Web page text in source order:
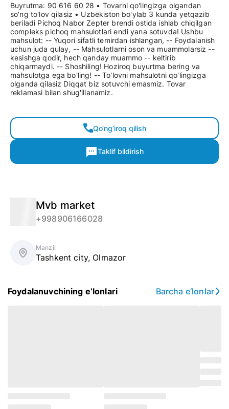
Buyrutma: 90 616 60 28 • Tovarni qo'lingizga olgandan
so'ng to'lov qilasiz • Uzbekiston bo'ylab 3 kunda yetqazib
beriladi Pichoq Nabor Zepter brendi ostida ishlab chiqilgan
compleks pichoq mahsulotlari endi yana sotuvda! Ushbu
mahsulot: -- Yuqori sifatli temirdan ishlangan, -- Foydalanish
uchun juda qulay, -- Mahsulotlarni oson va muammolarsiz --
kesishga qodir, hech qanday muammo -- keltirib
chiqarmaydi. -- Shoshiling! Hoziroq buyurtma bering va
mahsulotga ega bo'ling! -- To'lovni mahsulotni qo'lingizga
olganda qilasiz Diqqat biz sotuvchi emasmiz. Tovar
reklamasi bilan shug'illanamiz.
Qo‘ng‘iroq qilish
Taklif bildirish
Mvb market
+998906166028
Manzil
Tashkent city, Olmazor
Foydalanuvchining e’lonlari Barcha e‘lonlar